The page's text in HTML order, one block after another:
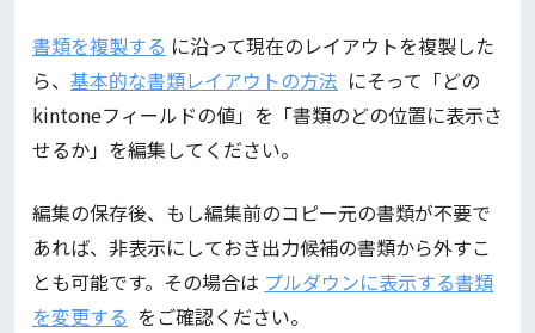
書類を複製する に沿って現在のレイアウトを複製した
ら、 基本的な書類レイアウトの方法 にそって「どの
kintoneフィールドの値」を「書類のどの位置に表示さ
せるか」を編集してください。
編集の保存後、もし編集前のコピー元の書類が不要で
あれば、非表示にしておき出力候補の書類から外すこ
とも可能です。その場合は プルダウンに表示する書類
を変更する をご確認ください。